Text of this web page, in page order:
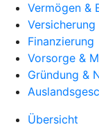
Vermögen &
Versicherung
Finanzierung
Vorsorge &
Gründung &
Übersicht